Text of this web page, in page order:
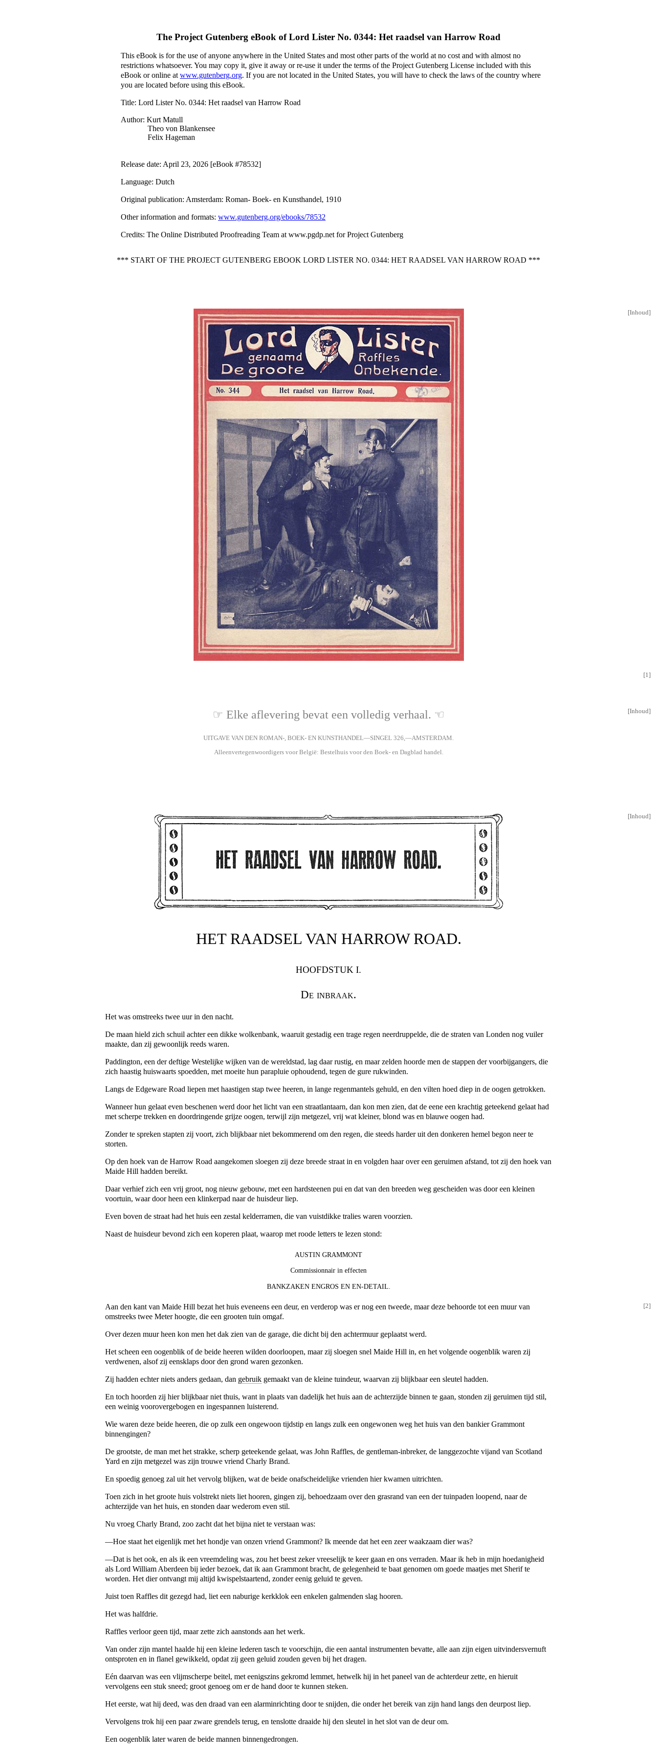
The Project Gutenberg eBook ofLord Lister No. 0344: Het raadsel van Harrow Road
This eBook is for the use of anyone anywhere in the United States and most other parts of the world at no cost and with almost no
restrictions whatsoever. You may copy it, give it away or re-use it under the terms of the Project Gutenberg License included with this
eBook or online atwww.gutenberg.org. If you are not located in the United States, you will have to check the laws of the country where
you are located before using this eBook.
Title: Lord Lister No. 0344: Het raadsel van Harrow Road
Author: Kurt Matull
Theo von Blankensee
Felix Hageman
Release date: April 23, 2026 [eBook #78532]
Language: Dutch
Original publication: Amsterdam: Roman- Boek- en Kunsthandel, 1910
Other information and formats:www.gutenberg.org/ebooks/78532
Credits: The Online Distributed Proofreading Team at www.pgdp.net for Project Gutenberg
*** START OF THE PROJECT GUTENBERG EBOOK LORD LISTER NO. 0344: HET RAADSEL VAN HARROW ROAD ***
[Inhoud]
[1]
[Inhoud]
☞ Elke aflevering bevat een volledig verhaal. ☜
UITGAVE VAN DEN ROMAN- BOEK- EN KUNSTHANDEL—SINGEL 326,—AMSTERDAM.
Alleenvertegenwoordigers voor België: Bestelhuis voor den Boek- en Dagblad handel.
[Inhoud]
HET RAADSEL VAN HARROW ROAD.
HOOFDSTUK I.
De inbraak.
Het was omstreeks twee uur in den nacht.
De maan hield zich schuil achter een dikke wolkenbank, waaruit gestadig een trage regen neerdruppelde, die de straten van Londen nog vuiler
maakte, dan zij gewoonlijk reeds waren.
Paddington, een der deftige Westelijke wijken van de wereldstad, lag daar rustig, en maar zelden hoorde men de stappen der voorbijgangers, die
zich haastig huiswaarts spoedden, met moeite hun parapluie ophoudend, tegen de gure rukwinden.
Langs de Edgeware Road liepen met haastigen stap twee heeren, in lange regenmantels gehuld, en den vilten hoed diep in de oogen getrokken.
Wanneer hun gelaat even beschenen werd door het licht van een straatlantaarn, dan kon men zien, dat de eene een krachtig geteekend gelaat had
met scherpe trekken en doordringende grijze oogen, terwijl zijn metgezel, vrij wat kleiner, blond was en blauwe oogen had.
Zonder te spreken stapten zij voort, zich blijkbaar niet bekommerend om den regen, die steeds harder uit den donkeren hemel begon neer te
storten.
Op den hoek van de Harrow Road aangekomen sloegen zij deze breede straat in en volgden haar over een geruimen afstand, tot zij den hoek van
Maide Hill hadden bereikt.
Daar verhief zich een vrij groot, nog nieuw gebouw, met een hardsteenen pui en dat van den breeden weg gescheiden was door een kleinen
voortuin, waar door heen een klinkerpad naar de huisdeur liep.
Even boven de straat had het huis een zestal kelderramen, die van vuistdikke tralies waren voorzien.
Naast de huisdeur bevond zich een koperen plaat, waarop met roode letters te lezen stond:
AUSTIN GRAMMONT
Commissionnair in effecten
BANKZAKEN ENGROS EN EN-DETAIL.
[2]
Aan den kant van Maide Hill bezat het huis eveneens een deur, en verderop was er nog een tweede, maar deze behoorde tot een muur van
omstreeks twee Meter hoogte, die een grooten tuin omgaf.
Over dezen muur heen kon men het dak zien van de garage, die dicht bij den achtermuur geplaatst werd.
Het scheen een oogenblik of de beide heeren wilden doorloopen, maar zij sloegen snel Maide Hill in, en het volgende oogenblik waren zij
verdwenen, alsof zij eensklaps door den grond waren gezonken.
Zij hadden echter niets anders gedaan, dan gebruik gemaakt van de kleine tuindeur, waarvan zij blijkbaar een sleutel hadden.
En toch hoorden zij hier blijkbaar niet thuis, want in plaats van dadelijk het huis aan de achterzijde binnen te gaan, stonden zij geruimen tijd stil,
een weinig voorovergebogen en ingespannen luisterend.
Wie waren deze beide heeren, die op zulk een ongewoon tijdstip en langs zulk een ongewonen weg het huis van den bankier Grammont
binnengingen?
De grootste, de man met het strakke, scherp geteekende gelaat, was John Raffles, de gentleman-inbreker, de langgezochte vijand van Scotland
Yard en zijn metgezel was zijn trouwe vriend Charly Brand.
En spoedig genoeg zal uit het vervolg blijken, wat de beide onafscheidelijke vrienden hier kwamen uitrichten.
Toen zich in het groote huis volstrekt niets liet hooren, gingen zij, behoedzaam over den grasrand van een der tuinpaden loopend, naar de
achterzijde van het huis, en stonden daar wederom even stil.
Nu vroeg Charly Brand, zoo zacht dat het bijna niet te verstaan was:
—Hoe staat het eigenlijk met het hondje van onzen vriend Grammont? Ik meende dat het een zeer waakzaam dier was?
—Dat is het ook, en als ik een vreemdeling was, zou het beest zeker vreeselijk te keer gaan en ons verraden. Maar ik heb in mijn hoedanigheid
als Lord William Aberdeen bij ieder bezoek, dat ik aan Grammont bracht, de gelegenheid te baat genomen om goede maatjes met Sherif te
worden. Het dier ontvangt mij altijd kwispelstaartend, zonder eenig geluid te geven.
Juist toen Raffles dit gezegd had, liet een naburige kerkklok een enkelen galmenden slag hooren.
Het was halfdrie.
Raffles verloor geen tijd, maar zette zich aanstonds aan het werk.
Van onder zijn mantel haalde hij een kleine lederen tasch te voorschijn, die een aantal instrumenten bevatte, alle aan zijn eigen uitvindersvernuft
ontsproten en in flanel gewikkeld, opdat zij geen geluid zouden geven bij het dragen.
Eén daarvan was een vlijmscherpe beitel, met eenigszins gekromd lemmet, hetwelk hij in het paneel van de achterdeur zette, en hieruit
vervolgens een stuk sneed; groot genoeg om er de hand door te kunnen steken.
Het eerste, wat hij deed, was den draad van een alarminrichting door te snijden, die onder het bereik van zijn hand langs den deurpost liep.
Vervolgens trok hij een paar zware grendels terug, en tenslotte draaide hij den sleutel in het slot van de deur om.
Een oogenblik later waren de beide mannen binnengedrongen.